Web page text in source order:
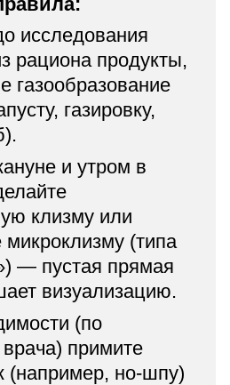
исследования
рациона продукты,
газировку,
и утром в
клизму или
микроклизму (типа
— пустая прямая
визуализацию.
(по
примите
(например, но-шпу)